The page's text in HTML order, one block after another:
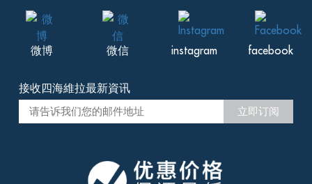
微博 微信 instagram facebook
接收四海維拉最新資讯
立即订阅